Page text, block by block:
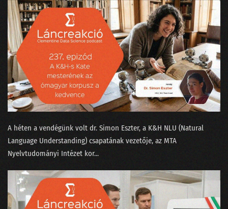
A héten a vendégünk volt ⁠dr. Simon Eszter,⁠ a K&H NLU (Natural
Language Understanding) csapatának vezetője, az MTA
Nyelvtudományi Intézet kor...